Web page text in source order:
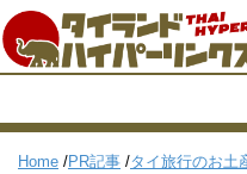
Home /PR記事 /タイ旅行のお土